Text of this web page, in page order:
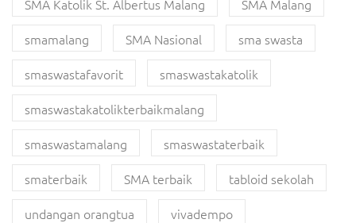
SMA Katolik St. Albertus Malang
SMA Malang
smamalang
SMA Nasional
sma swasta
smaswastafavorit
smaswastakatolik
smaswastakatolikterbaikmalang
smaswastamalang
smaswastaterbaik
smaterbaik
SMA terbaik
tabloid sekolah
undangan orangtua
vivadempo